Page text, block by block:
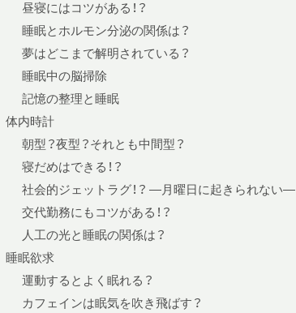
昼寝にはコツがある！？
睡眠とホルモン分泌の関係は？
夢はどこまで解明されている？
睡眠中の脳掃除
記憶の整理と睡眠
体内時計
朝型？夜型？それとも中間型？
寝だめはできる！？
社会的ジェットラグ！？ —月曜日に起きられない—
交代勤務にもコツがある！？
人工の光と睡眠の関係は？
睡眠欲求
運動するとよく眠れる？
カフェインは眠気を吹き飛ばす？